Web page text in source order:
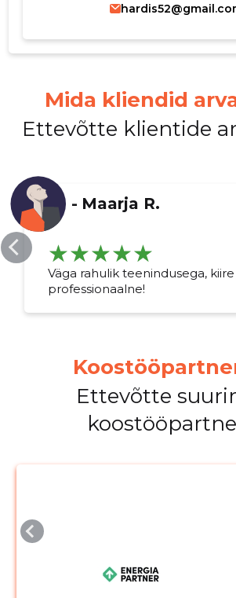
Mida kliendid
Ettevõtte klientide
- Maarja R.
Väga rahulik teenindusega, kiire
professionaalne!
Ettevõtte